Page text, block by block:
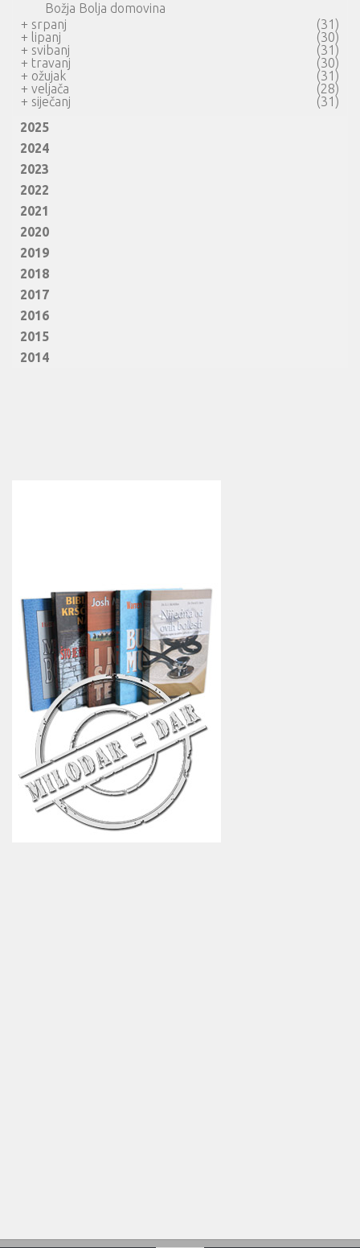
Božja Bolja domovina
+ srpanj
(31)
+ lipanj
(30)
+ svibanj
(31)
+ travanj
(30)
+ ožujak
(31)
+ veljača
(28)
+ siječanj
(31)
2025
2024
2023
2022
2021
2020
2019
2018
2017
2016
2015
2014